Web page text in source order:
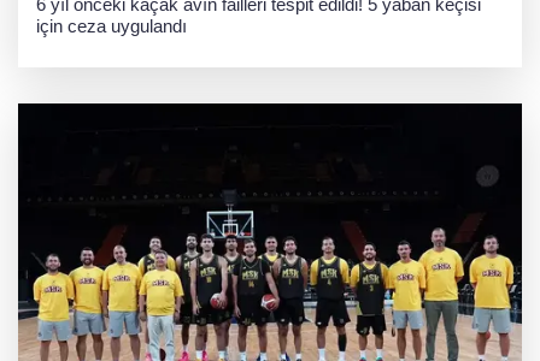
6 yıl önceki kaçak avın failleri tespit edildi! 5 yaban keçisi
için ceza uygulandı